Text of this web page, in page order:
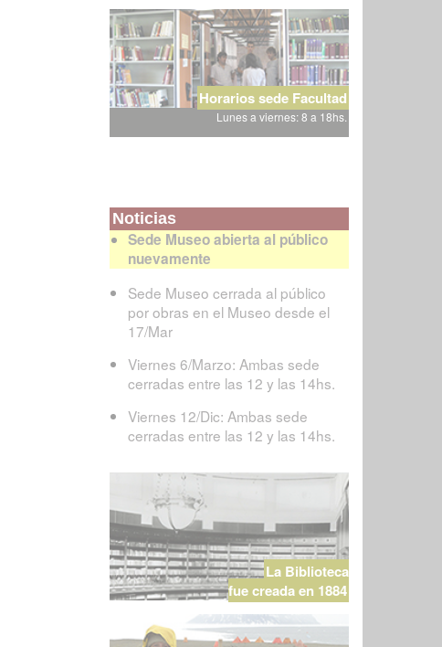
Horarios sede Facultad
Lunes a viernes: 8 a 18hs.
Noticias
Sede Museo abierta al público
nuevamente
Sede Museo cerrada al público
por obras en el Museo desde el
17/Mar
Viernes 6/Marzo: Ambas sede
cerradas entre las 12 y las 14hs.
Viernes 12/Dic: Ambas sede
cerradas entre las 12 y las 14hs.
La Biblioteca
fue creada en 1884